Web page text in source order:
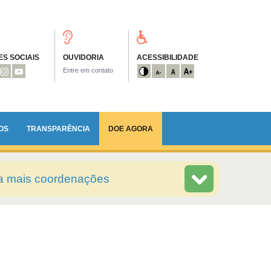
SOCIAIS OUVIDORIA
Entre em contato
ACESSIBILIDADE
TRANSPARÊNCIA DOE AGORA